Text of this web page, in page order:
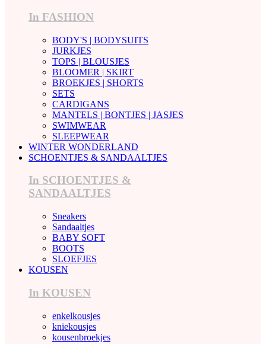
In FASHION
BODY'S | BODYSUITS
JURKJES
TOPS | BLOUSJES
BLOOMER | SKIRT
BROEKJES | SHORTS
SETS
CARDIGANS
MANTELS | BONTJES | JASJES
SWIMWEAR
SLEEPWEAR
WINTER WONDERLAND
SCHOENTJES & SANDAALTJES
In SCHOENTJES &
SANDAALTJES
Sneakers
Sandaaltjes
BABY SOFT
BOOTS
SLOEFJES
KOUSEN
In KOUSEN
enkelkousjes
kniekousjes
kousenbroekjes